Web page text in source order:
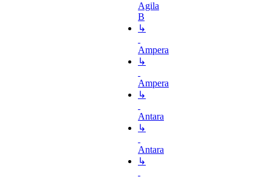
Agila
B
↳
Ampera
↳
Ampera
↳
Antara
↳
Antara
↳